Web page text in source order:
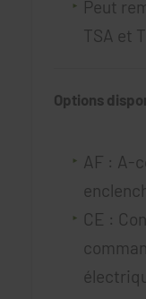
Peut
TSA et
Options
AF : A-
CE :